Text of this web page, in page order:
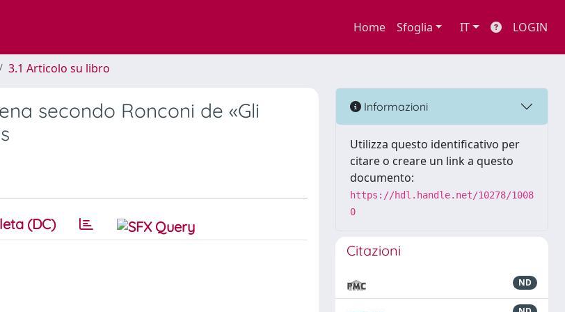
Home Sfoglia IT LOGIN
3.1 Articolo su libro
secondo Ronconi de «Gli
(DC)
Informazioni
Utilizza questo identificativo per
citare o creare un link a questo
documento:
https://hdl.handle.net/10278/1008
0
Citazioni
ND